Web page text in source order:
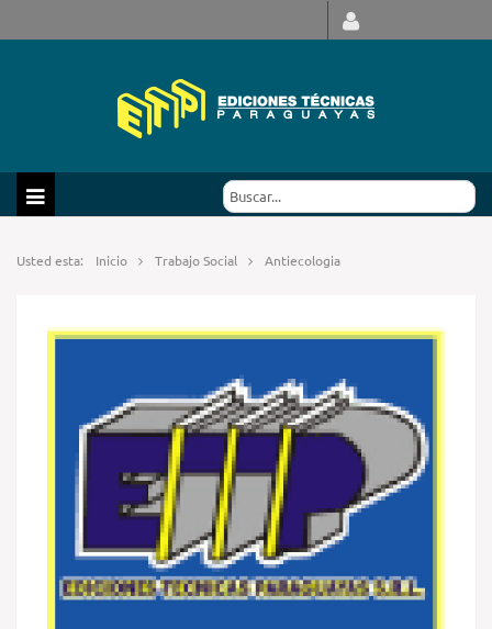
Usted esta: Inicio Trabajo Social Antiecologia